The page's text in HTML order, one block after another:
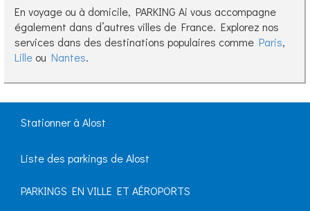
En voyage ou à domicile, PARKING Ai vous accompagne
également dans d’autres villes de France. Explorez nos
services dans des destinations populaires comme Paris,
Lille ou Nantes.
Stationner à Alost
Liste des parkings de Alost
PARKINGS EN VILLE ET AÉROPORTS